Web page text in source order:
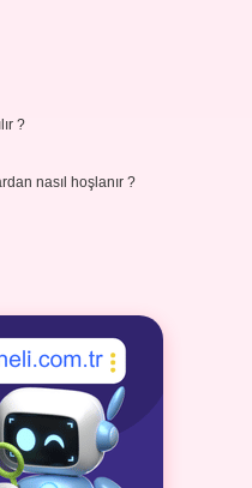
?
nasıl hoşlanır ?